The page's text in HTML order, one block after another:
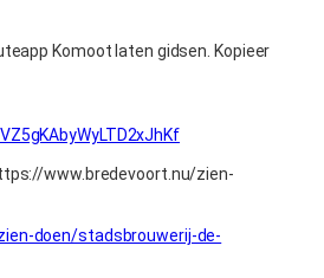
Komoot laten gidsen. Kopieer
www.bredevoort.nu/zien-
doen/stadsbrouwerij-de-